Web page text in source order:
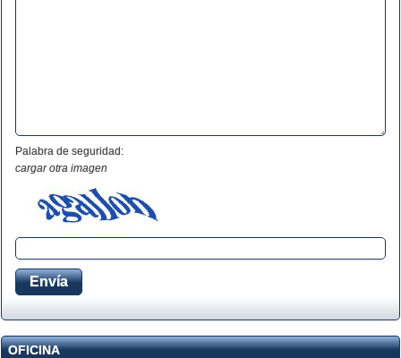
Palabra de seguridad:
cargar otra imagen
OFICINA